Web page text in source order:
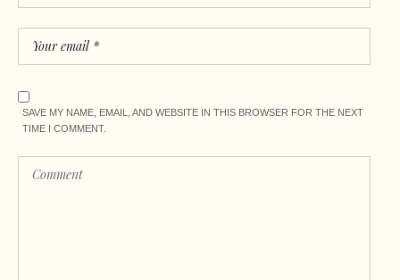
SAVE MY NAME, EMAIL, AND WEBSITE IN THIS BROWSER FOR THE NEXT
TIME I COMMENT.